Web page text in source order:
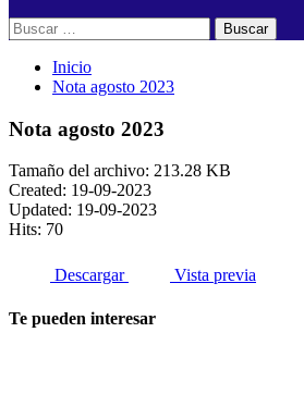
Buscar:
Inicio
Nota agosto 2023
Nota agosto 2023
Tamaño del archivo: 213.28 KB
Created: 19-09-2023
Updated: 19-09-2023
Hits: 70
Descargar Vista previa
Te pueden interesar